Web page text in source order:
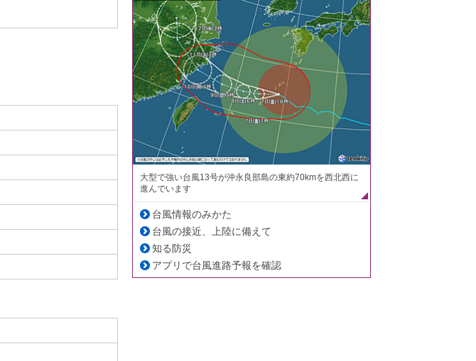
大型で強い台風13号が沖永良部島の東約70kmを西北西に
進んでいます
台風情報のみかた
台風の接近、上陸に備えて
知る防災
アプリで台風進路予報を確認